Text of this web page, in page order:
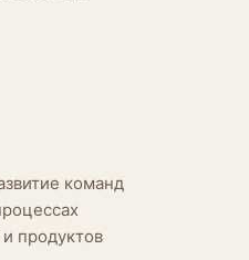
команд
продуктов